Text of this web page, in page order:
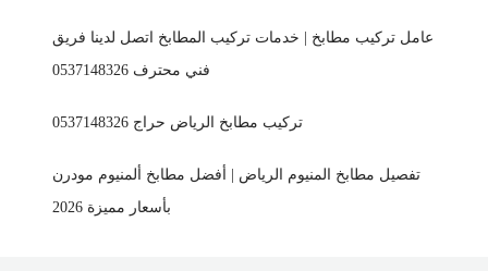
عامل تركيب مطابخ | خدمات تركيب المطابخ اتصل لدينا فريق
فني محترف 0537148326
تركيب مطابخ الرياض حراج 0537148326
تفصيل مطابخ المنيوم الرياض | أفضل مطابخ ألمنيوم مودرن
بأسعار مميزة 2026